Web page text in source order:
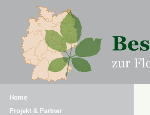
Home
Projekt & Partner